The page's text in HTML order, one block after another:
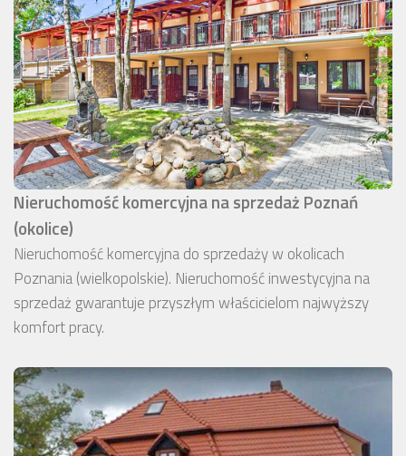
Nieruchomość komercyjna na sprzedaż Poznań
(okolice)
Nieruchomość komercyjna do sprzedaży w okolicach
Poznania (wielkopolskie). Nieruchomość inwestycyjna na
sprzedaż gwarantuje przyszłym właścicielom najwyższy
komfort pracy.